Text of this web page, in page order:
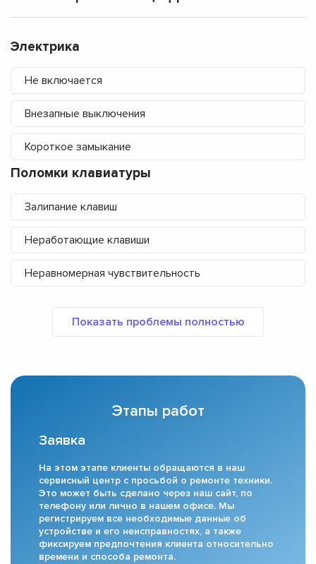
Электрика
Не включается
Внезапные выключения
Короткое замыкание
Поломки клавиатуры
Залипание клавиш
Неработающие клавиши
Неравномерная чувствительность
Этапы работ
Заявка
На этом этапе клиенты обращаются в наш
сервисный центр с просьбой о ремонте техники.
Это может быть сделано через наш сайт, по
телефону или лично в нашем офисе. Мы
регистрируем все необходимые данные об
устройстве и его неисправностях, а также
фиксируем предпочтения клиента относительно
времени и способа ремонта.